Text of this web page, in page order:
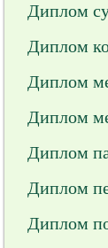
Диплом
Диплом
Диплом
Диплом
Диплом
Диплом
Диплом